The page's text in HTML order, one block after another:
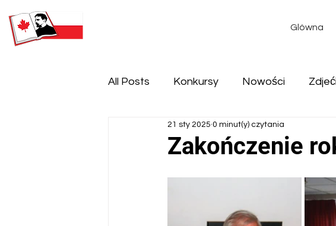
Glówna
All Posts Konkursy Nowości
Zakończenie
21 sty 2025 0 minut(y) czytania